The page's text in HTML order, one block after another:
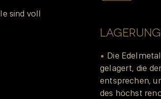
sind voll
LAGERUNG
Die
gelagert, die
entsprechen,
des höchst